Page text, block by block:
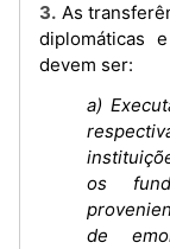
3. As transferências das embaixadas, representações
diplomáticas
devem ser:
a)
os
de